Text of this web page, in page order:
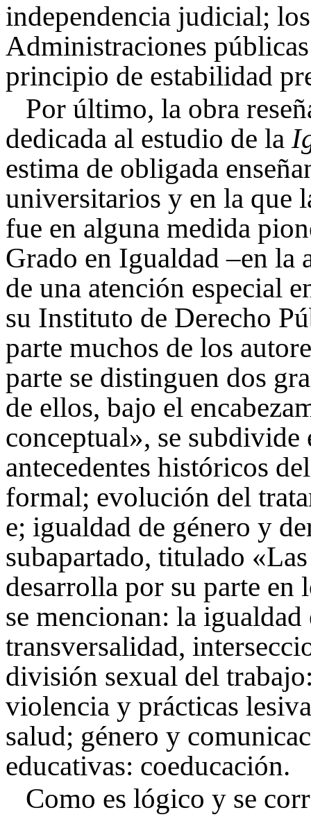
independencia judicial;
Administraciones
principio de estabilidad
Por último, la obra
dedicada al estudio de la
estima de obligada
universitarios y en la que
fue en alguna medida
Grado en Igualdad –en la
de una atención especial
su Instituto de Derecho
parte muchos de los
parte se distinguen dos
de ellos, bajo el
conceptual», se
antecedentes históricos
formal; evolución del
e; igualdad de género y
subapartado, titulado
desarrolla por su parte en
se mencionan: la
transversalidad,
división sexual del
violencia y prácticas
salud; género y
educativas: coeducación.
Como es lógico y se